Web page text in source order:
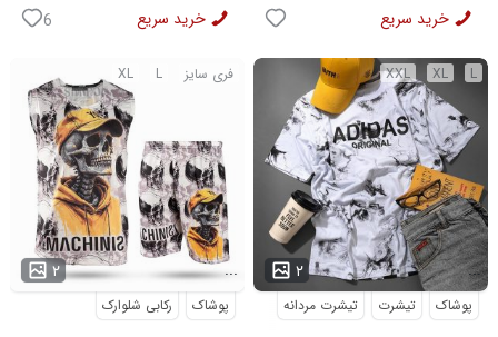
خرید سریع 6 خرید سریع
فری سایز L
XL
۲ ...
پوشاک رکابی شلوارک
L
XL
XXL
۲ ...
پوشاک تیشرت تیشرت مردانه